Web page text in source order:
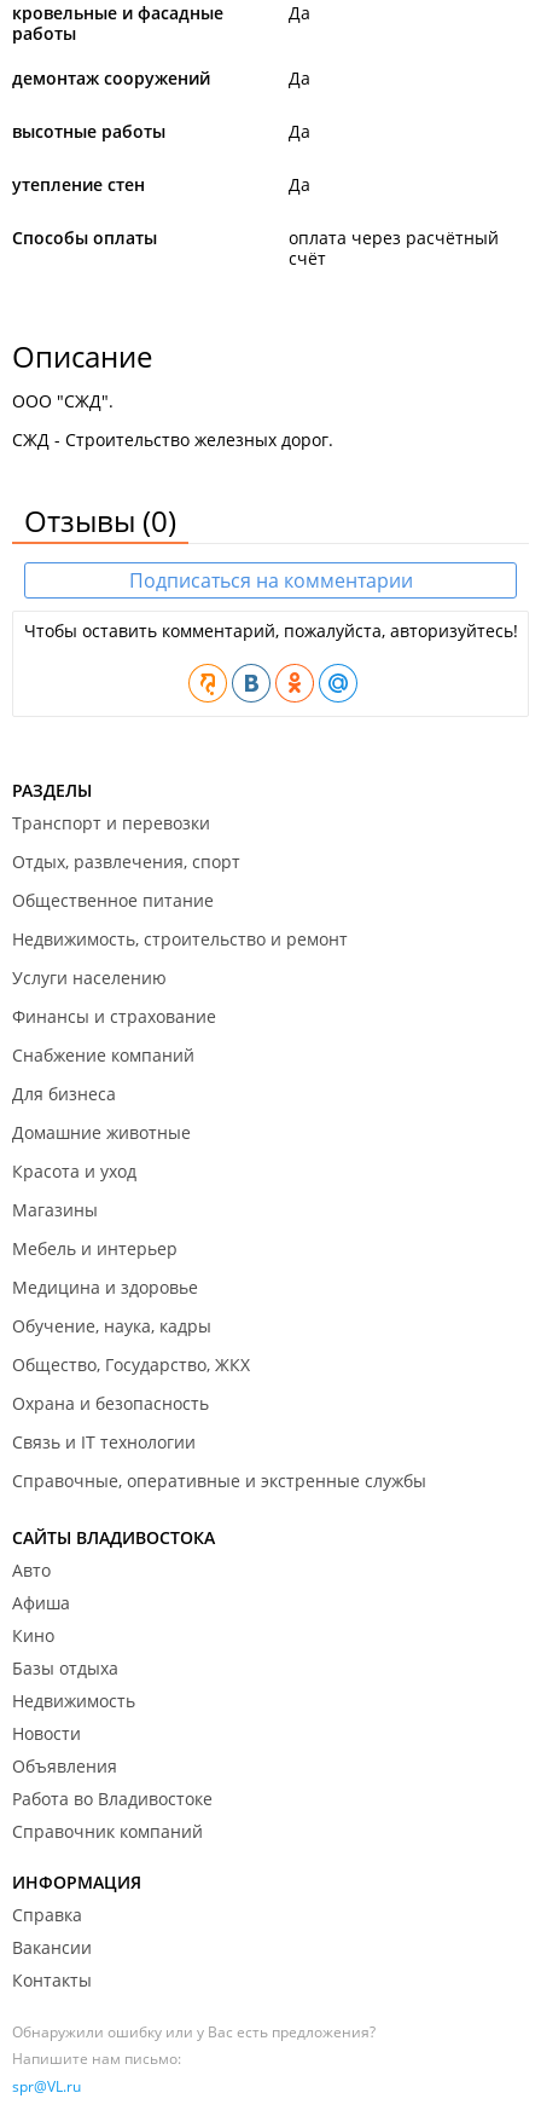
кровельные и фасадные
работы
Да
демонтаж сооружений Да
высотные работы Да
утепление стен Да
Способы оплаты
оплата через расчётный
счёт
Описание
ООО "СЖД".
СЖД - Строительство железных дорог.
Отзывы (0)
Подписаться на комментарии
Чтобы оставить комментарий, пожалуйста, авторизуйтесь!
РАЗДЕЛЫ
Транспорт и перевозки
Отдых, развлечения, спорт
Общественное питание
Недвижимость, строительство и ремонт
Услуги населению
Финансы и страхование
Снабжение компаний
Для бизнеса
Домашние животные
Красота и уход
Магазины
Мебель и интерьер
Медицина и здоровье
Обучение, наука, кадры
Общество, Государство, ЖКХ
Охрана и безопасность
Связь и IT технологии
Справочные, оперативные и экстренные службы
САЙТЫ ВЛАДИВОСТОКА
Авто
Афиша
Кино
Базы отдыха
Недвижимость
Новости
Объявления
Работа во Владивостоке
Справочник компаний
ИНФОРМАЦИЯ
Справка
Вакансии
Контакты
Обнаружили ошибку или у Вас есть предложения?
Напишите нам письмо:
spr@VL.ru